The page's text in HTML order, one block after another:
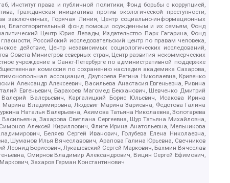
Институт права и публичной политики, Фонд борьбы с коррупцией,
Гражданская инициатива против экологической преступности,
заключенных, Горячая Линия, Центр социально-информационных
Благотворительный фонд помощи осужденным и их семьям, Фонд
Центр Юрия Левады, Издательство Парк Гагарина, Фонд
Российский исследовательский центр по правам человека,
действие, Центр независимых социологических исследований,
Министров северных стран, Центр развития некоммерческих
учреждение в Санкт-Петербурге по административной поддержке
комиссия по сохранению наследия академика Сахарова,
ассоциация, Дзугкоева Регина Николаевна, Кривенко
Александр Алексеевич, Васильева Анастасия Евгеньевна, Ривина
Евгеньевич, Барахоев Магомед Бекханович, Шевченко Дмитрий
Валерьевич, Каргалицкий Борис Юльевич, Исакова Ирина
Марина Владимировна, Людевиг Марина Зариевна, Федотова Галина
Наталья Валерьевна, Акимова Татьяна Николаевна, Золотарева
Захарова Светлана Сергеевна, Щур Татьяна Михайловна,
Алексей Кириллович, Флиге Ирина Анатольевна, Мельникова
Беляев Сергей Иванович, Голубева Елена Николаевна,
Шуманов Илья Вячеславович, Арапова Галина Юрьевна, Свечников
Леонид Борисович, Лукашевский Сергей Маркович, Бахмин Вячеслав
Смирнов Владимир Александрович, Вицин Сергей Ефимович,
Захаров Герман Константинович